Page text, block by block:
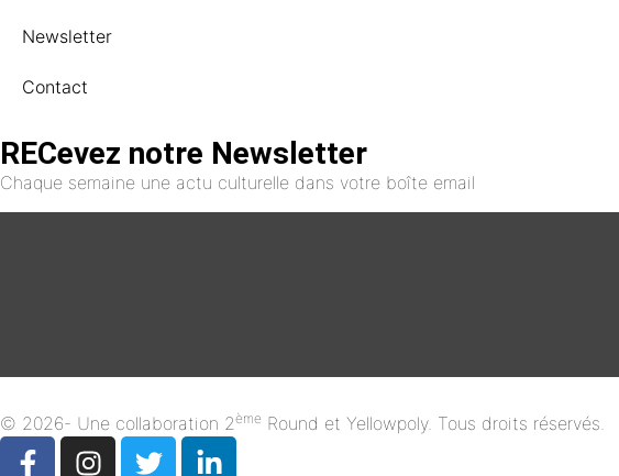
Newsletter
Contact
RECevez notre Newsletter
Chaque semaine une actu culturelle dans votre boîte email
© 2026- Une collaboration 2ème Round et Yellowpoly. Tous droits réservés.